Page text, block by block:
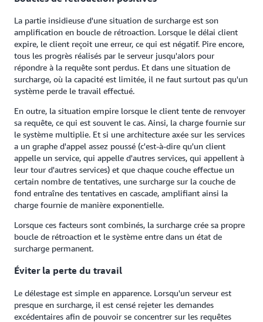
La partie insidieuse d'une situation de surcharge est son
amplification en boucle de rétroaction. Lorsque le délai client
expire, le client reçoit une erreur, ce qui est négatif. Pire encore,
tous les progrès réalisés par le serveur jusqu'alors pour
répondre à la requête sont perdus. Et dans une situation de
surcharge, où la capacité est limitée, il ne faut surtout pas qu'un
système perde le travail effectué.
En outre, la situation empire lorsque le client tente de renvoyer
sa requête, ce qui est souvent le cas. Ainsi, la charge fournie sur
le système multiplie. Et si une architecture axée sur les services
a un graphe d'appel assez poussé (c'est-à-dire qu'un client
appelle un service, qui appelle d'autres services, qui appellent à
leur tour d'autres services) et que chaque couche effectue un
certain nombre de tentatives, une surcharge sur la couche de
fond entraîne des tentatives en cascade, amplifiant ainsi la
charge fournie de manière exponentielle.
Lorsque ces facteurs sont combinés, la surcharge crée sa propre
boucle de rétroaction et le système entre dans un état de
surcharge permanent.
Éviter la perte du travail
Le délestage est simple en apparence. Lorsqu'un serveur est
presque en surcharge, il est censé rejeter les demandes
excédentaires afin de pouvoir se concentrer sur les requêtes